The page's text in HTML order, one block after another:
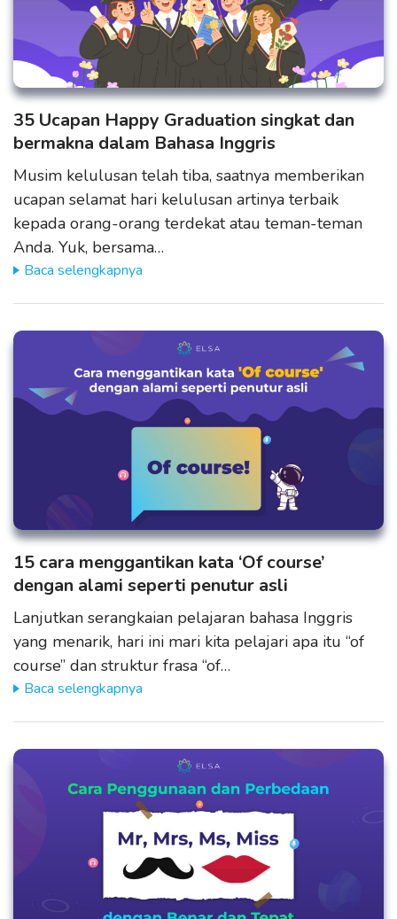
35 Ucapan Happy Graduation singkat dan
bermakna dalam Bahasa Inggris
Musim kelulusan telah tiba, saatnya memberikan
ucapan selamat hari kelulusan artinya terbaik
kepada orang-orang terdekat atau teman-teman
Anda. Yuk, bersama…
Baca selengkapnya
15 cara menggantikan kata ‘Of course’
dengan alami seperti penutur asli
Lanjutkan serangkaian pelajaran bahasa Inggris
yang menarik, hari ini mari kita pelajari apa itu “of
course” dan struktur frasa “of…
Baca selengkapnya